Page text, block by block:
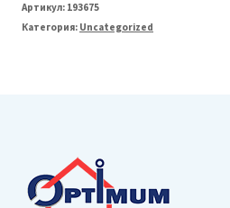
Артикул: 193675
Категория: Uncategorized